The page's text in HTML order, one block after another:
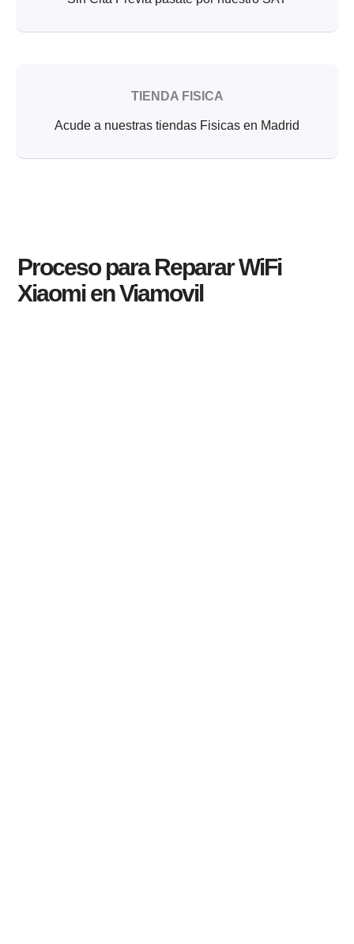
TIENDA FISICA
Acude a nuestras tiendas Fisicas en Madrid
Proceso para Reparar WiFi
Xiaomi en Viamovil